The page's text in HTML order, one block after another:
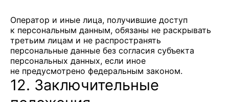
Оператор и иные лица, получившие доступ
к персональным данным, обязаны не раскрывать
третьим лицам и не распространять
персональные данные без согласия субъекта
персональных данных, если иное
не предусмотрено федеральным законом.
12. Заключительные